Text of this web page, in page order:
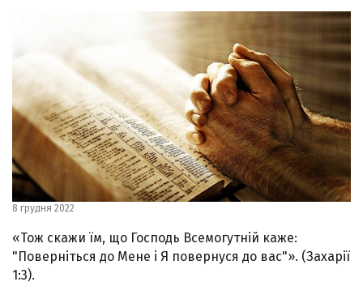
8 грудня 2022
«Тож скажи їм, що Господь Всемогутній каже:
"Поверніться до Мене і Я повернуся до вас"». (Захарії
1:3).